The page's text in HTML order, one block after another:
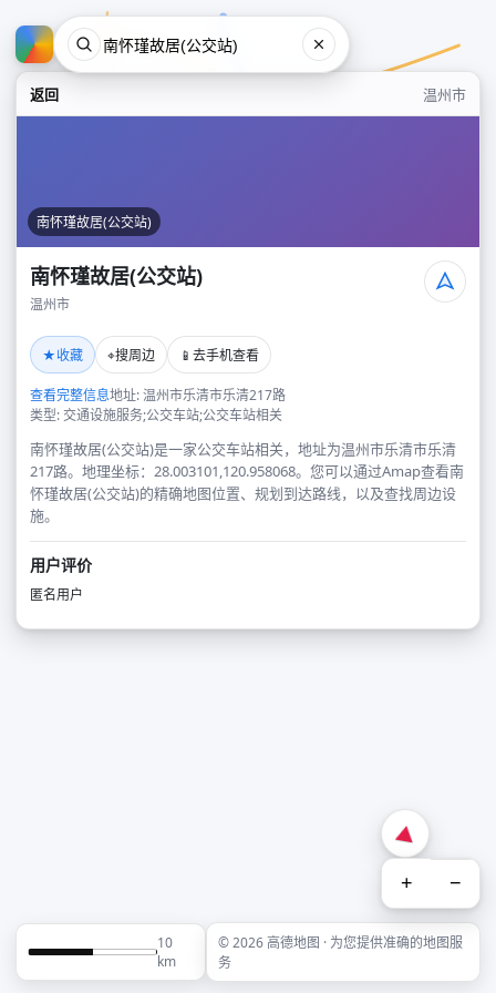
返回 温州市
南怀瑾故居(公交站)
南怀瑾故居(公交站)
温州市
★收藏 ⌖搜周边 📱 去手机查看
查看完整信息地址: 温州市乐清市乐清217路
类型: 交通设施服务;公交车站;公交车站相关
南怀瑾故居(公交站)是一家公交车站相关，地址为温州市乐清市乐清
217路。地理坐标：28.003101,120.958068。您可以通过Amap查看南
怀瑾故居(公交站)的精确地图位置、规划到达路线，以及查找周边设
施。
用户评价
匿名用户
+ −
10
km
© 2026 高德地图 · 为您提供准确的地图服
务